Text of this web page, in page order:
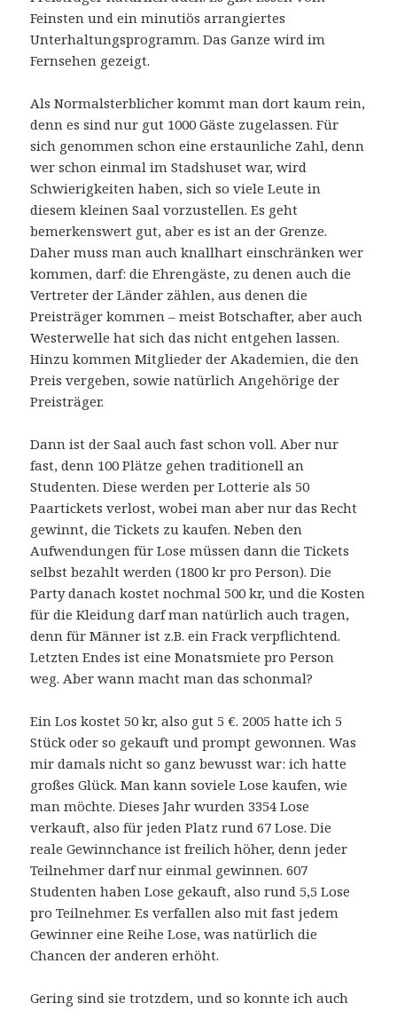
Feinsten und ein minutiös arrangiertes
Unterhaltungsprogramm. Das Ganze wird im
Fernsehen gezeigt.
Als Normalsterblicher kommt man dort kaum rein,
denn es sind nur gut 1000 Gäste zugelassen. Für
sich genommen schon eine erstaunliche Zahl, denn
wer schon einmal im Stadshuset war, wird
Schwierigkeiten haben, sich so viele Leute in
diesem kleinen Saal vorzustellen. Es geht
bemerkenswert gut, aber es ist an der Grenze.
Daher muss man auch knallhart einschränken wer
kommen, darf: die Ehrengäste, zu denen auch die
Vertreter der Länder zählen, aus denen die
Preisträger kommen – meist Botschafter, aber auch
Westerwelle hat sich das nicht entgehen lassen.
Hinzu kommen Mitglieder der Akademien, die den
Preis vergeben, sowie natürlich Angehörige der
Preisträger.
Dann ist der Saal auch fast schon voll. Aber nur
fast, denn 100 Plätze gehen traditionell an
Studenten. Diese werden per Lotterie als 50
Paartickets verlost, wobei man aber nur das Recht
gewinnt, die Tickets zu kaufen. Neben den
Aufwendungen für Lose müssen dann die Tickets
selbst bezahlt werden (1800 kr pro Person). Die
Party danach kostet nochmal 500 kr, und die Kosten
für die Kleidung darf man natürlich auch tragen,
denn für Männer ist z.B. ein Frack verpflichtend.
Letzten Endes ist eine Monatsmiete pro Person
weg. Aber wann macht man das schonmal?
Ein Los kostet 50 kr, also gut 5 €. 2005 hatte ich 5
Stück oder so gekauft und prompt gewonnen. Was
mir damals nicht so ganz bewusst war: ich hatte
großes Glück. Man kann soviele Lose kaufen, wie
man möchte. Dieses Jahr wurden 3354 Lose
verkauft, also für jeden Platz rund 67 Lose. Die
reale Gewinnchance ist freilich höher, denn jeder
Teilnehmer darf nur einmal gewinnen. 607
Studenten haben Lose gekauft, also rund 5,5 Lose
pro Teilnehmer. Es verfallen also mit fast jedem
Gewinner eine Reihe Lose, was natürlich die
Chancen der anderen erhöht.
Gering sind sie trotzdem, und so konnte ich auch